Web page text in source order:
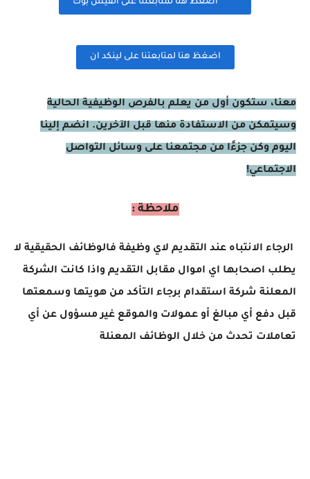
اضغظ هنا لمتابعتنا على لينكد ان
معنا، ستكون أول من يعلم بالفرص الوظيفية الحالية
وسيتمكن من الاستفادة منها قبل الآخرين. انضم إلينا
اليوم وكن جزءًا من مجتمعنا على وسائل التواصل
الاجتماعي!
ملاحظة :
الرجاء الانتباه عند التقديم لاي وظيفة فالوظائف الحقيقية لا
يطلب اصحابها اي اموال مقابل التقديم واذا كانت الشركة
المعلنة شركة استقدام برجاء التأكد من هويتها وسمعتها
قبل دفع أي مبالغ أو عمولات والموقع غير مسؤول عن أي
تعاملات تحدث من خلال الوظائف المعنلة